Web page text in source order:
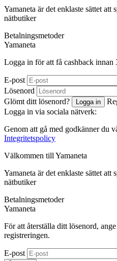
Yamaneta är det enklaste sättet att
nätbutiker
Betalningsmetoder
Yamaneta
Logga in för att få cashback innan
E-post
Lösenord
Glömt ditt lösenord?
Logga in
Logga in via sociala nätverk:
Genom att gå med godkänner du
Integritetspolicy
Välkommen till Yamaneta
Yamaneta är det enklaste sättet att
nätbutiker
Betalningsmetoder
Yamaneta
För att återställa ditt lösenord,
registreringen.
E-post